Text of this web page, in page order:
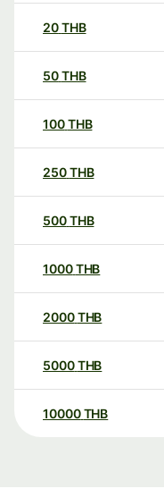
20THB
50THB
100THB
250THB
500THB
1000THB
2000THB
5000THB
10000 THB